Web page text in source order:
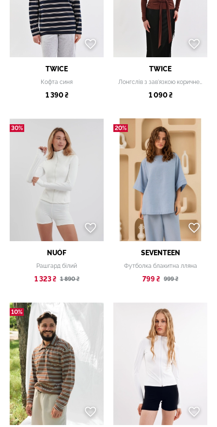
TWICE
Кофта синя
1 390 ₴
TWICE
Лонгслів з зав'язкою коричневий
1 090 ₴
30%
NUÓF
Рашгард білий
1 323 ₴ 1 890 ₴
20%
SEVENTEEN
Футболка блакитна лляна
799 ₴ 999 ₴
10%